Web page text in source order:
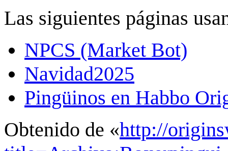
Las siguientes páginas
NPCS (Market Bot)
Navidad2025
Pingüinos en Habbo
Obtenido de «http://